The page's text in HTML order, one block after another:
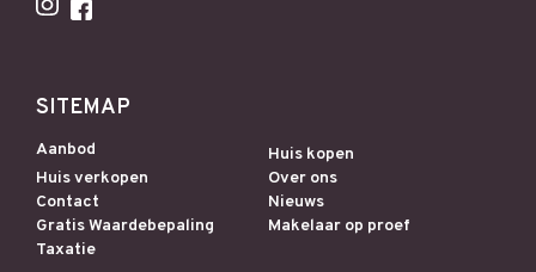
SITEMAP
Aanbod
Huis kopen
Huis verkopen
Over ons
Contact
Nieuws
Gratis Waardebepaling
Makelaar op proef
Taxatie